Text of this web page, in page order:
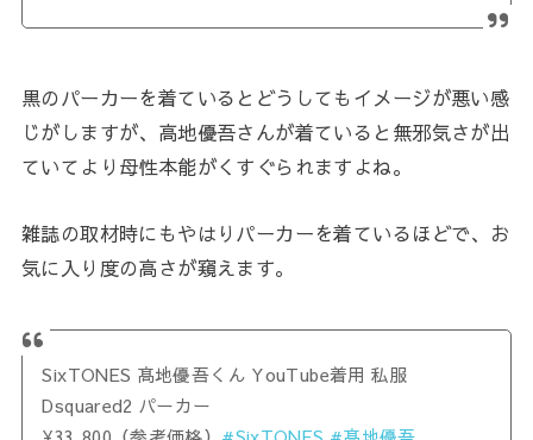
黒のパーカーを着ているとどうしてもイメージが悪い感
じがしますが、高地優吾さんが着ていると無邪気さが出
ていてより母性本能がくすぐられますよね。
雑誌の取材時にもやはりパーカーを着ているほどで、お
気に入り度の高さが窺えます。
SixTONES 髙地優吾くん YouTube着用 私服
Dsquared2 パーカー